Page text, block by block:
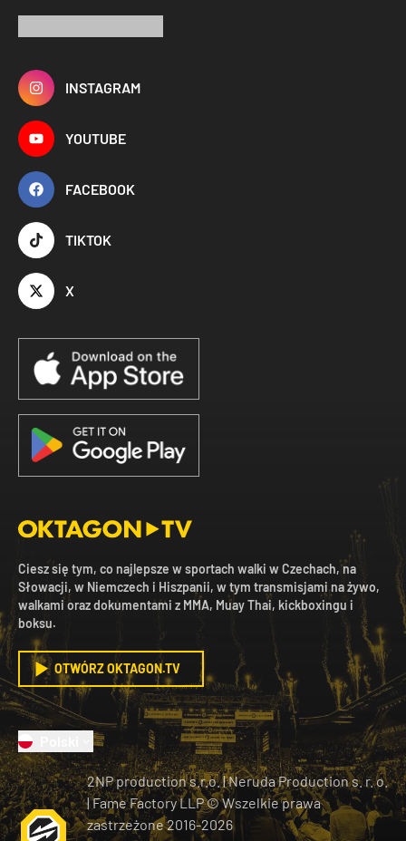
INSTAGRAM
YOUTUBE
FACEBOOK
TIKTOK
X
Ciesz się tym, co najlepsze w sportach walki w Czechach, na
Słowacji, w Niemczech i Hiszpanii, w tym transmisjami na żywo,
walkami oraz dokumentami z MMA, Muay Thai, kickboxingu i
boksu.
OTWÓRZ OKTAGON.TV
2NP production s.r.o.|Neruda Production s. r. o.
| Fame Factory LLP © Wszelkie prawa
zastrzeżone2016-2026